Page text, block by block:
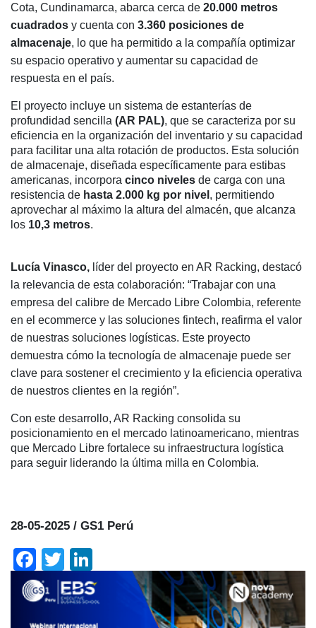
Cota, Cundinamarca, abarca cerca de 20.000 metros
cuadrados y cuenta con 3.360 posiciones de
almacenaje, lo que ha permitido a la compañía optimizar
su espacio operativo y aumentar su capacidad de
respuesta en el país.
El proyecto incluye un sistema de estanterías de
profundidad sencilla (AR PAL), que se caracteriza por su
eficiencia en la organización del inventario y su capacidad
para facilitar una alta rotación de productos. Esta solución
de almacenaje, diseñada específicamente para estibas
americanas, incorpora cinco niveles de carga con una
resistencia de hasta 2.000 kg por nivel , permitiendo
aprovechar al máximo la altura del almacén, que alcanza
los 10,3 metros.
Lucía Vinasco, líder del proyecto en AR Racking, destacó
la relevancia de esta colaboración: “Trabajar con una
empresa del calibre de Mercado Libre Colombia, referente
en el ecommerce y las soluciones fintech, reafirma el valor
de nuestras soluciones logísticas. Este proyecto
demuestra cómo la tecnología de almacenaje puede ser
clave para sostener el crecimiento y la eficiencia operativa
de nuestros clientes en la región”.
Con este desarrollo, AR Racking consolida su
posicionamiento en el mercado latinoamericano, mientras
que Mercado Libre fortalece su infraestructura logística
para seguir liderando la última milla en Colombia.
28-05-2025 / GS1 Perú
Facebook
Twitter